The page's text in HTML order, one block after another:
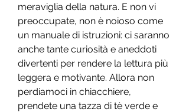
meraviglia della natura. E non vi
preoccupate, non è noioso come
un manuale di istruzioni: ci saranno
anche tante curiosità e aneddoti
divertenti per rendere la lettura più
leggera e motivante. Allora non
perdiamoci in chiacchiere,
prendete una tazza di tè verde e